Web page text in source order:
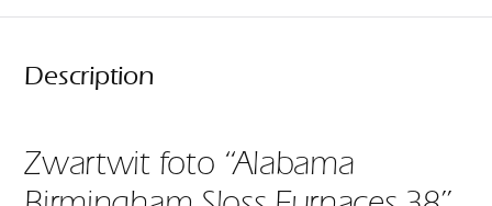
Description
Zwartwit foto “Alabama